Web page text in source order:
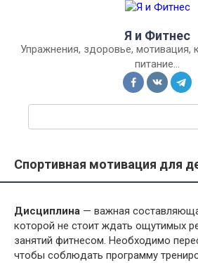
Я и Фитнес
Упражнения, здоровье, мотивация,
питание…
о
к
:
Спортивная мотивация для
Дисциплина — важная
которой не стоит ждать ощутимых
занятий фитнесом. Необходимо
чтобы соблюдать программу